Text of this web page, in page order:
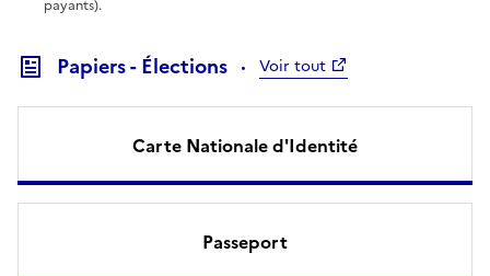
payants).
Papiers - Élections Voir tout
Carte Nationale d'Identité
Passeport